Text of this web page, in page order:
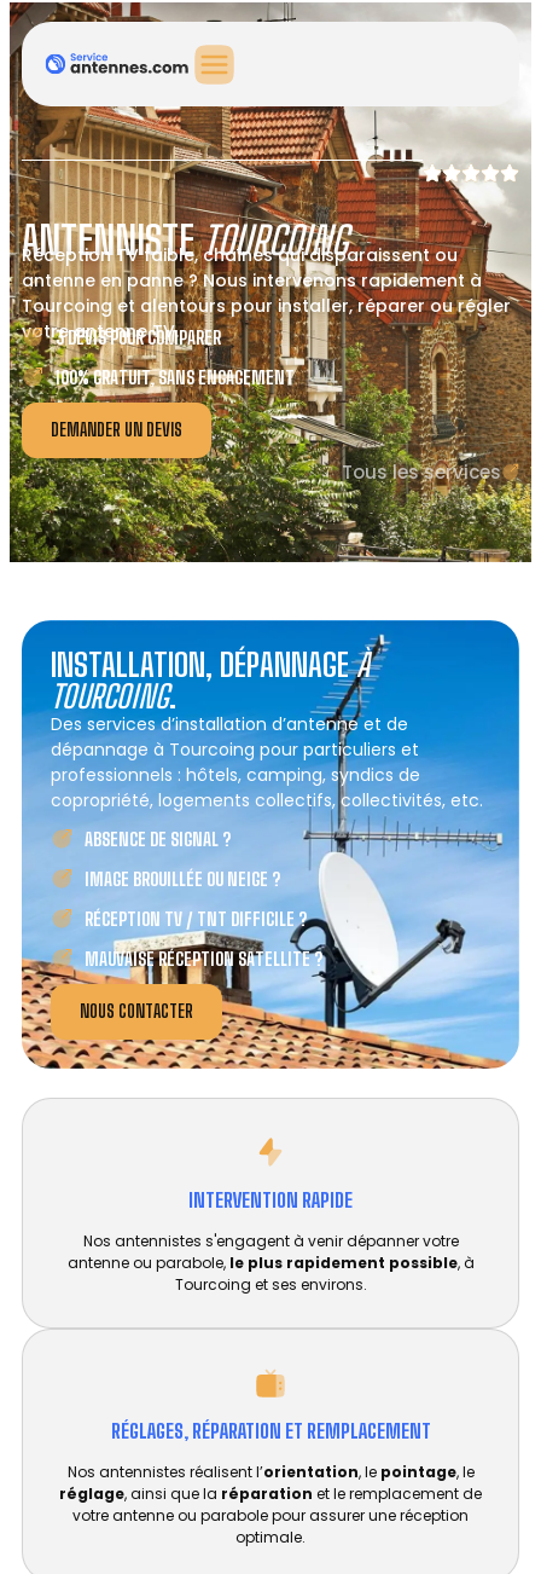
ANTENNISTETOURCOING
Réception TV faible, chaînes qui disparaissent ou
antenne en panne ? Nous intervenons rapidement à
Tourcoing et alentours pour installer, réparer ou régler
votre antenne TV.
3 DEVIS POUR COMPARER
100% GRATUIT, SANS ENGAGEMENT
DEMANDER UN DEVIS
Tous les services
INSTALLATION, DÉPANNAGEÀ
TOURCOING.
Des services d’installation d’antenne et de
dépannage à Tourcoing pour particuliers et
professionnels : hôtels, camping, syndics de
copropriété, logements collectifs, collectivités, etc.
ABSENCE DE SIGNAL ?
IMAGE BROUILLÉE OU NEIGE ?
RÉCEPTION TV / TNT DIFFICILE ?
MAUVAISE RÉCEPTION SATELLITE ?
NOUS CONTACTER
INTERVENTION RAPIDE
Nos antennistes s'engagent à venir dépanner votre
antenne ou parabole, le plus rapidement possible, à
Tourcoing et ses environs.
RÉGLAGES, RÉPARATION ET REMPLACEMENT​
Nos antennistes réalisent l’orientation, le pointage, le
réglage, ainsi que la réparation et le remplacement de
votre antenne ou parabole pour assurer une réception
optimale.